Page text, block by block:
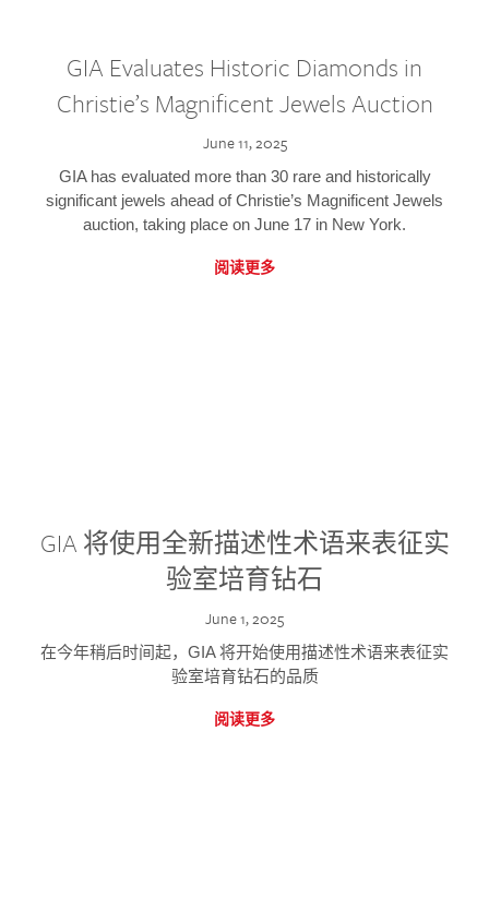
GIA Evaluates Historic Diamonds in
Christie’s Magnificent Jewels Auction
June 11, 2025
GIA has evaluated more than 30 rare and historically
significant jewels ahead of Christie’s Magnificent Jewels
auction, taking place on June 17 in New York.
阅读更多
GIA 将使用全新描述性术语来表征实
验室培育钻石
June 1, 2025
在今年稍后时间起，GIA 将开始使用描述性术语来表征实
验室培育钻石的品质
阅读更多